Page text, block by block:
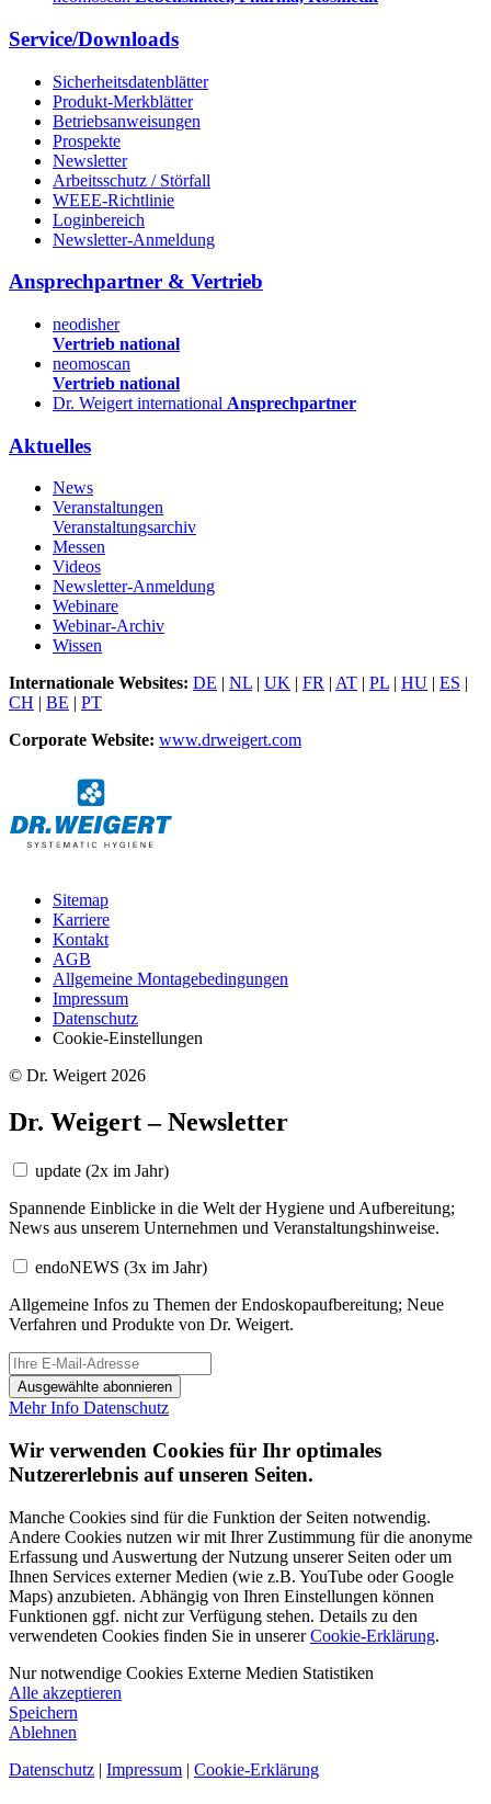
Service/Downloads
Sicherheitsdatenblätter
Produkt-Merkblätter
Betriebsanweisungen
Prospekte
Newsletter
Arbeitsschutz / Störfall
WEEE-Richtlinie
Loginbereich
Newsletter-Anmeldung
Ansprechpartner & Vertrieb
neodisher
Vertrieb national
neomoscan
Vertrieb national
Dr. Weigert international Ansprechpartner
Aktuelles
News
Veranstaltungen
Veranstaltungsarchiv
Messen
Videos
Newsletter-Anmeldung
Webinare
Webinar-Archiv
Wissen
Internationale Websites: DE | NL | UK | FR | AT | PL | HU | ES |
CH | BE | PT
Corporate Website: www.drweigert.com
Sitemap
Karriere
Kontakt
AGB
Allgemeine Montagebedingungen
Impressum
Datenschutz
Cookie-Einstellungen
© Dr. Weigert 2026
Dr. Weigert – Newsletter
update (2x im Jahr)
Spannende Einblicke in die Welt der Hygiene und Aufbereitung;
News aus unserem Unternehmen und Veranstaltungshinweise.
endoNEWS (3x im Jahr)
Allgemeine Infos zu Themen der Endoskopaufbereitung; Neue
Verfahren und Produkte von Dr. Weigert.
Ausgewählte abonnieren
Mehr Info Datenschutz
Wir verwenden Cookies für Ihr optimales
Nutzererlebnis auf unseren Seiten.
Manche Cookies sind für die Funktion der Seiten notwendig.
Andere Cookies nutzen wir mit Ihrer Zustimmung für die anonyme
Erfassung und Auswertung der Nutzung unserer Seiten oder um
Ihnen Services externer Medien (wie z.B. YouTube oder Google
Maps) anzubieten. Abhängig von Ihren Einstellungen können
Funktionen ggf. nicht zur Verfügung stehen. Details zu den
verwendeten Cookies finden Sie in unsererCookie-Erklärung.
Nur notwendige Cookies Externe Medien Statistiken
Alle akzeptieren
Speichern
Ablehnen
Datenschutz | Impressum | Cookie-Erklärung